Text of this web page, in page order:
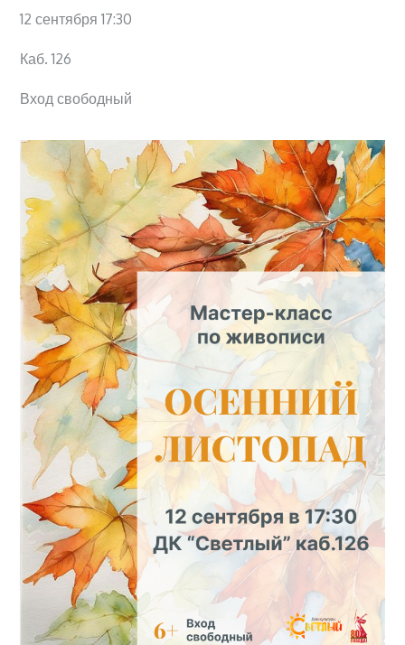
12 сентября 17:30
Каб. 126
Вход свободный